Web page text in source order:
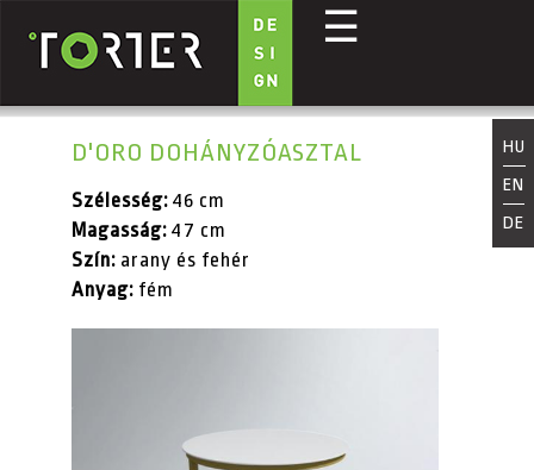
Ugrás a tartalomra
☰
HU
EN
DE
D'ORO DOHÁNYZÓASZTAL
Szélesség: 46 cm
Magasság: 47 cm
Szín: arany és fehér
Anyag: fém